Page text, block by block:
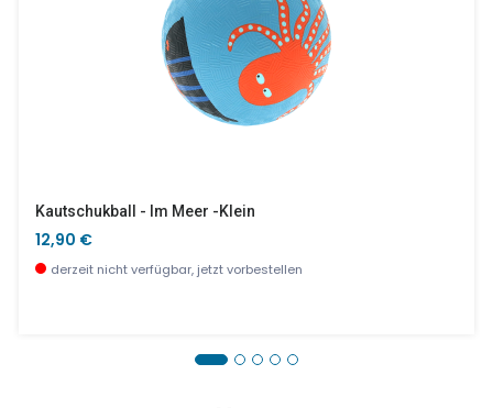
Kautschukball - Im Meer -klein
12,90 €
derzeit nicht verfügbar, jetzt vorbestellen